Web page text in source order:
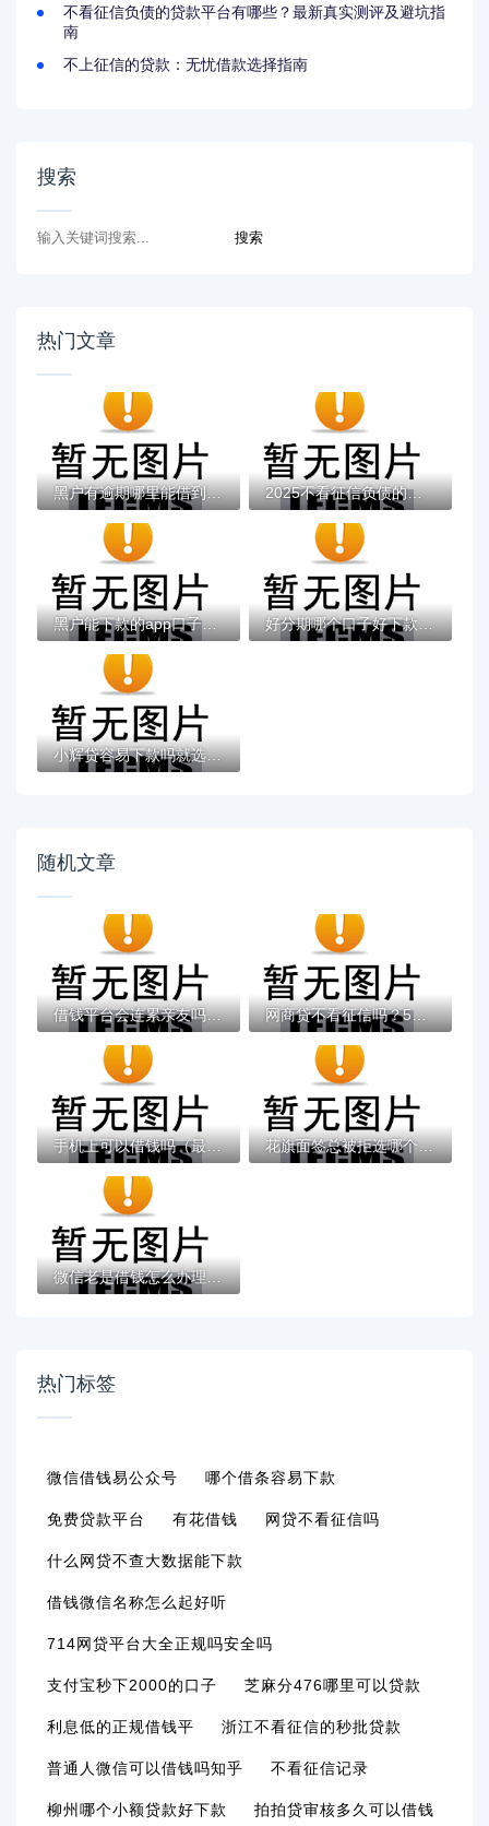
不看征信负债的贷款平台有哪些？最新真实测评及避坑指
南
不上征信的贷款：无忧借款选择指南
搜索
热门文章
黑户有逾期哪里能借到钱啊急用！看这5个黑户... 2025不看征信负债的网贷百分百下款，最新5个...
黑户能下款的app口子有哪些？今天带来10款黑... 好分期哪个口子好下款？老哥实测避坑贷款平...
小辉贷容易下款吗就选这7个4千元黑户无条件...
随机文章
借钱平台会连累亲友吗？3个影响必须提前了解 网商贷不看征信吗？5个平台试试看哪个能下款
手机上可以借钱吗（最新发布！）9个急用小钱... 花旗面签总被拒选哪个平台？7个新口子必下款...
微信老是借钱怎么办理呢？网友亲测8个平台借...
热门标签
微信借钱易公众号 哪个借条容易下款
免费贷款平台 有花借钱 网贷不看征信吗
什么网贷不查大数据能下款
借钱微信名称怎么起好听
714网贷平台大全正规吗安全吗
支付宝秒下2000的口子 芝麻分476哪里可以贷款
利息低的正规借钱平 浙江不看征信的秒批贷款
普通人微信可以借钱吗知乎 不看征信记录
柳州哪个小额贷款好下款 拍拍贷审核多久可以借钱